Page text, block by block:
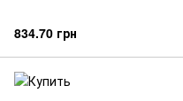
834.70 грн